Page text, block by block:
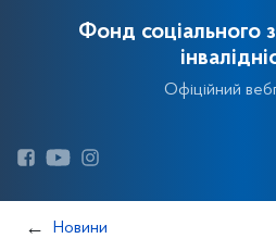
Фонд соціального
Офіційний
Новини